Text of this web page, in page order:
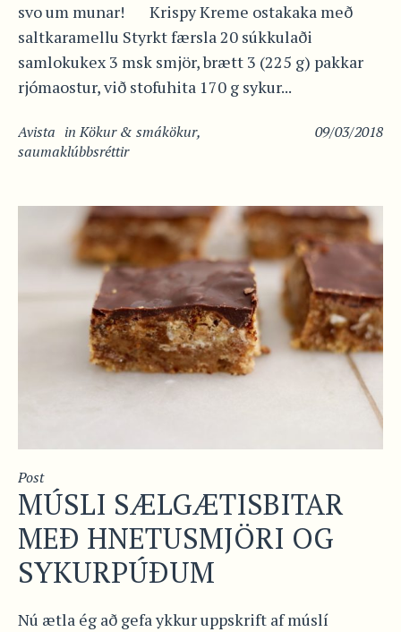
svo um munar! Krispy Kreme ostakaka með
saltkaramellu Styrkt færsla 20 súkkulaði
samlokukex 3 msk smjör, brætt 3 (225 g) pakkar
rjómaostur, við stofuhita 170 g sykur...
09/03/2018
Avista inKökur & smákökur,
saumaklúbbsréttir
Post
MÚSLI SÆLGÆTISBITAR
MEÐ HNETUSMJÖRI OG
SYKURPÚÐUM
Nú ætla ég að gefa ykkur uppskrift af múslí